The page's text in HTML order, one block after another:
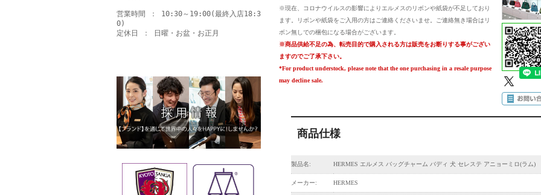
※現在、コロナウイルスの影響によりエルメスのリボンや紙袋が不足しており
ます。リボンや紙袋をご入用の方はご連絡くださいませ。ご連絡無き場合はリ
ボン無しでの梱包になる場合がございます。
※商品供給不足の為、転売目的で購入される方は販売をお断りする事がござい
ますのでご了承下さい。
*For product understock, please note that the one purchasing in a resale purpose
may decline sale.
商品仕様
製品名: HERMES エルメス バッグチャーム バディ 犬 セレステ アニョーミロ(ラム)
メーカー: HERMES
営業時間 ： 10:30～19:00(最終入店18:3
0)
定休日 ： 日曜・お盆・お正月